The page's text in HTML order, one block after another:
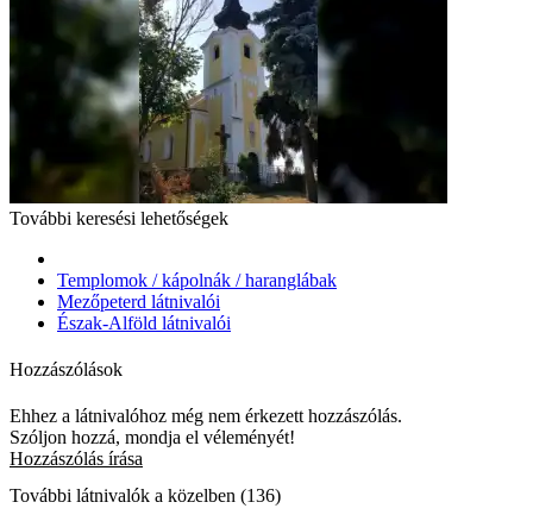
További keresési lehetőségek
Templomok / kápolnák / haranglábak
Mezőpeterd látnivalói
Észak-Alföld látnivalói
Hozzászólások
Ehhez a látnivalóhoz még nem érkezett hozzászólás.
Szóljon hozzá, mondja el véleményét!
Hozzászólás írása
További látnivalók a közelben (136)